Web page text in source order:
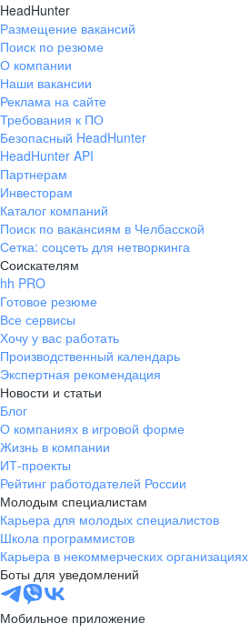
HeadHunter
Размещение вакансий
Поиск по резюме
О компании
Наши вакансии
Реклама на сайте
Требования к ПО
Безопасный HeadHunter
HeadHunter API
Партнерам
Инвесторам
Каталог компаний
Поиск по вакансиям в Челбасской
Сетка: соцсеть для нетворкинга
Соискателям
hh PRO
Готовое резюме
Все сервисы
Хочу у вас работать
Производственный календарь
Экспертная рекомендация
Новости и статьи
Блог
О компаниях в игровой форме
Жизнь в компании
ИТ-проекты
Рейтинг работодателей России
Молодым специалистам
Карьера для молодых специалистов
Школа программистов
Карьера в некоммерческих организациях
Боты для уведомлений
Мобильное приложение